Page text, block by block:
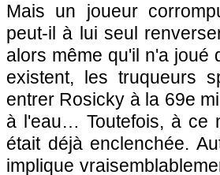
Mais un joueur
peut-il à lui seul
alors même qu'il n'a joué
existent, les truqueurs
entrer Rosicky à la 69e
à l'eau… Toutefois, à ce
était déjà enclenchée.
implique